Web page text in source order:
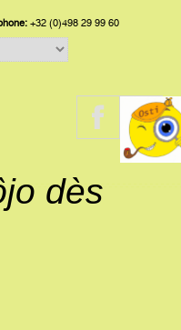
+32 (0)498 29 99 60
dès